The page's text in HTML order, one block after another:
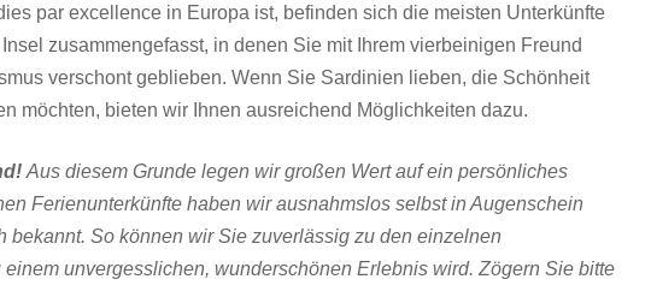
par excellence in Europa ist, befinden sich die meisten Unterkünfte
zusammengefasst, in denen Sie mit Ihrem vierbeinigen Freund
verschont geblieben. Wenn Sie Sardinien lieben, die Schönheit
möchten, bieten wir Ihnen ausreichend Möglichkeiten dazu.
Aus diesem Grunde legen wir großen Wert auf ein persönliches
Ferienunterkünfte haben wir ausnahmslos selbst in Augenschein
So können wir Sie zuverlässig zu den einzelnen
unvergesslichen, wunderschönen Erlebnis wird. Zögern Sie bitte